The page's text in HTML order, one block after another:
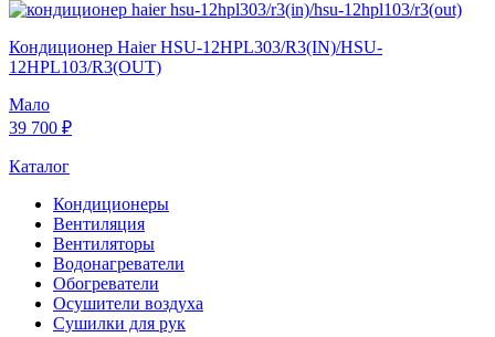
Кондиционер Haier HSU-12HPL303/R3(IN)/HSU-
12HPL103/R3(OUT)
Мало
39 700 ₽
Каталог
Кондиционеры
Вентиляция
Вентиляторы
Водонагреватели
Обогреватели
Осушители воздуха
Сушилки для рук